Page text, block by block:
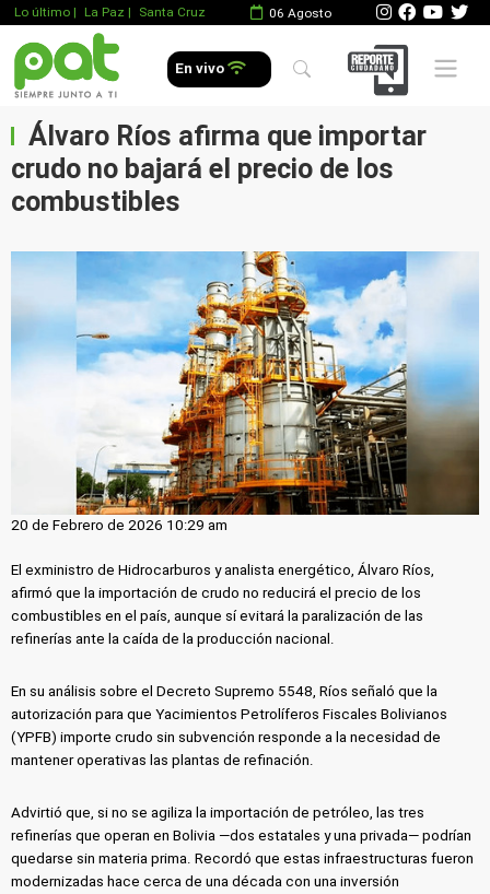
Lo último | La Paz | Santa Cruz 06 Agosto
En vivo Mobile
Álvaro Ríos afirma que importar
crudo no bajará el precio de los
combustibles
20 de Febrero de 2026 10:29 am
El exministro de Hidrocarburos y analista energético, Álvaro Ríos,
afirmó que la importación de crudo no reducirá el precio de los
combustibles en el país, aunque sí evitará la paralización de las
refinerías ante la caída de la producción nacional.
En su análisis sobre el Decreto Supremo 5548, Ríos señaló que la
autorización para que Yacimientos Petrolíferos Fiscales Bolivianos
(YPFB) importe crudo sin subvención responde a la necesidad de
mantener operativas las plantas de refinación.
Advirtió que, si no se agiliza la importación de petróleo, las tres
refinerías que operan en Bolivia —dos estatales y una privada— podrían
quedarse sin materia prima. Recordó que estas infraestructuras fueron
modernizadas hace cerca de una década con una inversión